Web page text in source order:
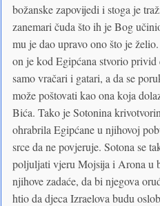
božanske zapovijedi i stoga je
zanemari čuda što ih je Bog
mu je dao upravo ono što je
on je kod Egipćana stvorio
samo vračari i gatari, a da se
može poštovati kao ona koja
Bića. Tako je Sotonina
ohrabrila Egipćane u njihovoj
srce da ne povjeruje. Sotona se
poljuljati vjeru Mojsija i Arona u
njihove zadaće, da bi njegova
htio da djeca Izraelova budu